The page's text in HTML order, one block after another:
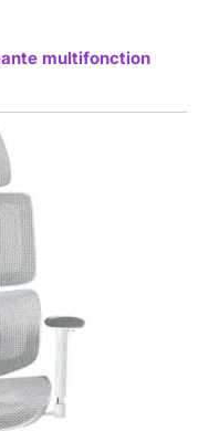
multifonction